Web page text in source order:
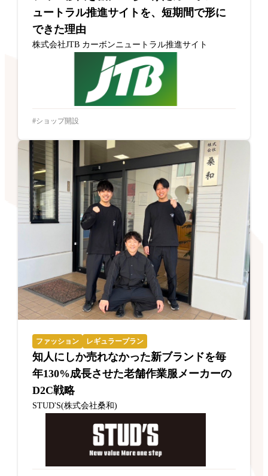
ュートラル推進サイトを、短期間で形に
できた理由
株式会社JTB カーボンニュートラル推進サイト
ショップ開設
ファッション レギュラープラン
知人にしか売れなかった新ブランドを毎
年130%成長させた老舗作業服メーカーの
D2C戦略
STUD'S(株式会社桑和)